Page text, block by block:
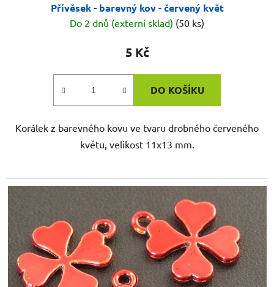
Přívěsek - barevný kov - červený květ
Do 2 dnů (externí sklad) (50 ks)
5 Kč
DO KOŠÍKU
Korálek z barevného kovu ve tvaru drobného červeného
květu, velikost 11x13 mm.